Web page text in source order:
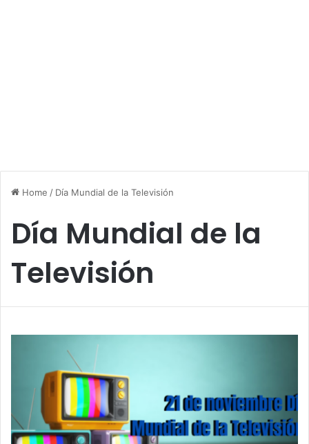
Home / Día Mundial de la Televisión
Día Mundial de la
Televisión